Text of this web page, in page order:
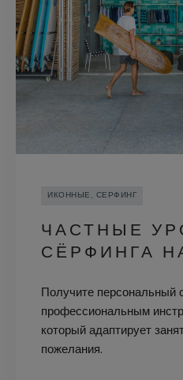
ИКОННЫЕ, СЕРФИНГ
ЧАСТНЫЕ
СЁРФИНГА
Получите персональный
профессиональным
который адаптирует
пожелания.